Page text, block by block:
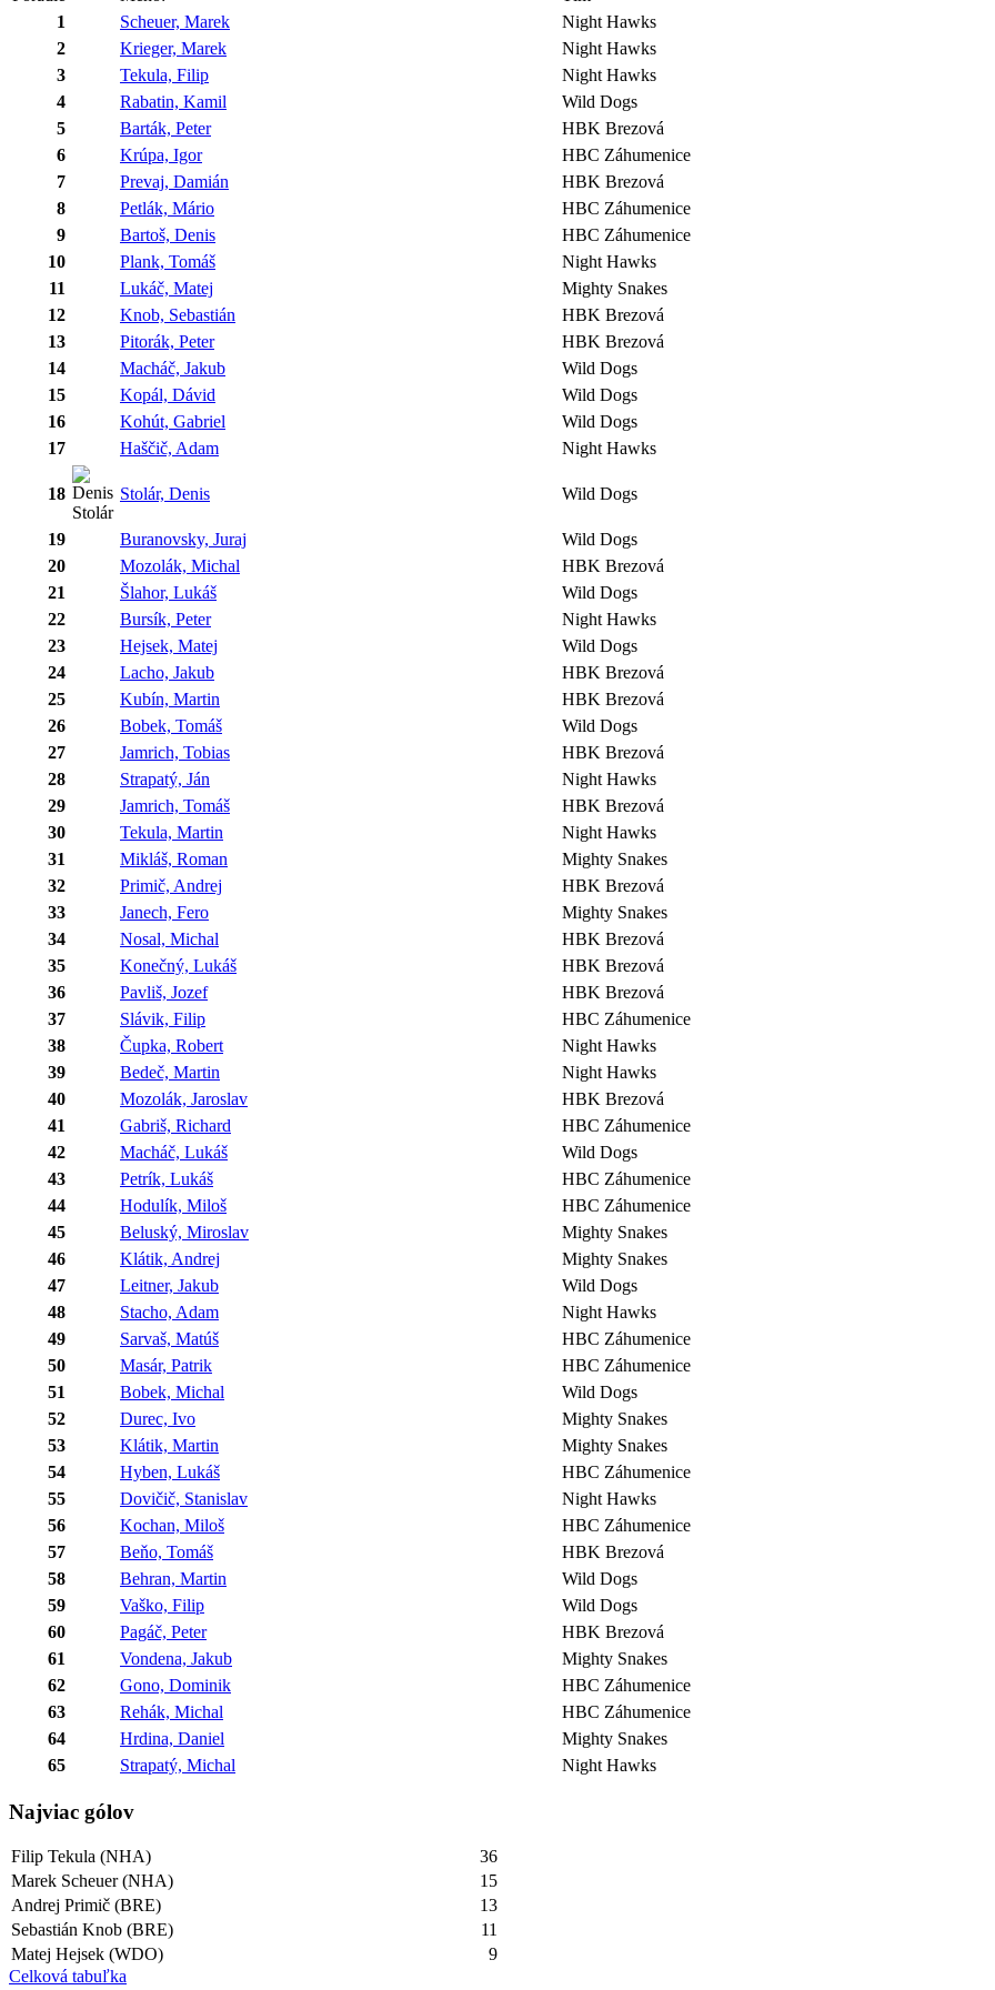
1
Scheuer, Marek Night Hawks
2
Krieger, Marek Night Hawks
3
Tekula, Filip Night Hawks
4
Rabatin, Kamil Wild Dogs
5
Barták, Peter HBK Brezová
6
Krúpa, Igor HBC Záhumenice
7
Prevaj, Damián HBK Brezová
8
Petlák, Mário HBC Záhumenice
9
Bartoš, Denis HBC Záhumenice
10
Plank, Tomáš Night Hawks
11
Lukáč, Matej Mighty Snakes
12
Knob, Sebastián HBK Brezová
13
Pitorák, Peter HBK Brezová
14
Macháč, Jakub Wild Dogs
15
Kopál, Dávid Wild Dogs
16
Kohút, Gabriel Wild Dogs
17
Haščič, Adam Night Hawks
18 Stolár, Denis Wild Dogs
19 Buranovsky, Juraj Wild Dogs
20
Mozolák, Michal HBK Brezová
21
Šlahor, Lukáš Wild Dogs
22
Bursík, Peter Night Hawks
23
Hejsek, Matej Wild Dogs
24
Lacho, Jakub HBK Brezová
25
Kubín, Martin HBK Brezová
26
Bobek, Tomáš Wild Dogs
27
Jamrich, Tobias HBK Brezová
28
Strapatý, Ján Night Hawks
29
Jamrich, Tomáš HBK Brezová
30
Tekula, Martin Night Hawks
31
Mikláš, Roman Mighty Snakes
32
Primič, Andrej HBK Brezová
33
Janech, Fero Mighty Snakes
34
Nosal, Michal HBK Brezová
35
Konečný, Lukáš HBK Brezová
36
Pavliš, Jozef HBK Brezová
37
Slávik, Filip HBC Záhumenice
38
Čupka, Robert Night Hawks
39
Bedeč, Martin Night Hawks
40
Mozolák, Jaroslav HBK Brezová
41
Gabriš, Richard HBC Záhumenice
42
Macháč, Lukáš Wild Dogs
43
Petrík, Lukáš HBC Záhumenice
44
Hodulík, Miloš HBC Záhumenice
45
Beluský, Miroslav Mighty Snakes
46
Klátik, Andrej Mighty Snakes
47
Leitner, Jakub Wild Dogs
48
Stacho, Adam Night Hawks
49
Sarvaš, Matúš HBC Záhumenice
50
Masár, Patrik HBC Záhumenice
51
Bobek, Michal Wild Dogs
52
Durec, Ivo Mighty Snakes
53
Klátik, Martin Mighty Snakes
54
Hyben, Lukáš HBC Záhumenice
55
Dovičič, Stanislav Night Hawks
56
Kochan, Miloš HBC Záhumenice
57
Beňo, Tomáš HBK Brezová
58
Behran, Martin Wild Dogs
59
Vaško, Filip Wild Dogs
60
Pagáč, Peter HBK Brezová
61
Vondena, Jakub Mighty Snakes
62
Gono, Dominik HBC Záhumenice
63
Rehák, Michal HBC Záhumenice
64
Hrdina, Daniel Mighty Snakes
65
Strapatý, Michal Night Hawks
Najviac gólov
Filip Tekula (NHA)
36
Marek Scheuer (NHA)
15
Andrej Primič (BRE)
13
Sebastián Knob (BRE)
11
Matej Hejsek (WDO)
9
Celková tabuľka